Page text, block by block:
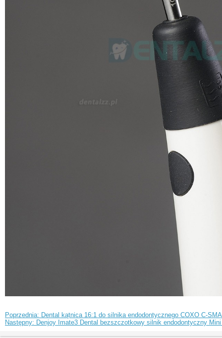
Poprzednia: Dental kątnica 16:1 do silnika endodontycznego COXO C-
Następny: Denjoy Imate3 Dental bezszczotkowy silnik endodontyczny